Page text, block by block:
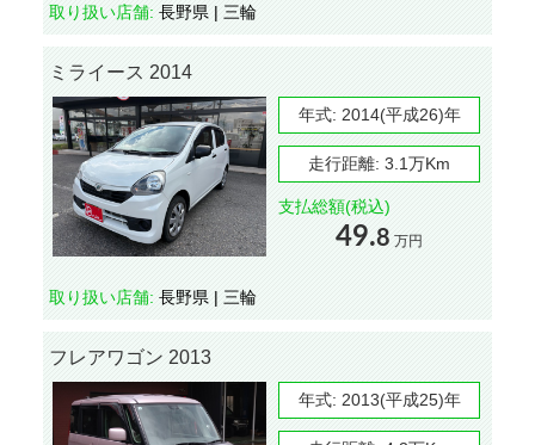
取り扱い店舗: 長野県 | 三輪
ミライース 2014
年式: 2014(平成26)年
走行距離: 3.1万Km
支払総額(税込)
49.8 万円
取り扱い店舗: 長野県 | 三輪
フレアワゴン 2013
年式: 2013(平成25)年